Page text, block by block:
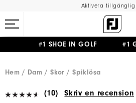
Aktivera
#1 SHOE IN GOLF #1
Hem
Dam Skor Spiklösa
(10) Skriv en recension